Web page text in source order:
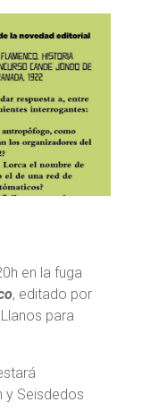
en la fuga
, editado por
para
y Seisdedos